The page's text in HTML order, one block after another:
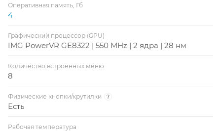
Оперативная память, Гб
4
Графический процессор (GPU)
IMG PowerVR GE8322 | 550 MHz | 2 ядра | 28 нм
Количество встроенных меню
8
Физические кнопки/крутилки ?
Есть
Рабочая температура